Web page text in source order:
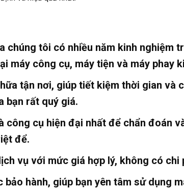
chúng tôi có nhiều năm kinh nghiệm
máy công cụ, máy tiện và máy phay
tận nơi, giúp tiết kiệm thời gian và
bạn rất quý giá.
công cụ hiện đại nhất để chẩn đoán
để.
vụ với mức giá hợp lý, không có chi
hành, giúp bạn yên tâm sử dụng